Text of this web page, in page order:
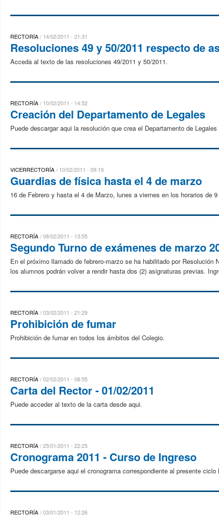
RECTORÍA 14/02/2011 - 21:31
Resoluciones 49 y 50/2011 respecto de
Acceda al texto de las resoluciones 49/2011 y 50/2011.
RECTORÍA 10/02/2011 - 14:52
Creación del Departamento de Legales
Puede descargar aqui la resolución que crea el Departamento de Legales
VICERRECTORÍA 10/02/2011 - 09:19
Guardias de física hasta el 4 de marzo
16 de Febrero y hasta el 4 de Marzo, lunes a viernes en los horarios de
RECTORÍA 08/02/2011 - 13:55
Segundo Turno de exámenes de marzo
En el próximo llamado de febrero-marzo se ha habilitado por
los alumnos podrán volver a rendir hasta dos (2) asignaturas previas.
RECTORÍA 03/02/2011 - 21:29
Prohibición de fumar
Prohibición de fumar en todos los ámbitos del Colegio.
RECTORÍA 02/02/2011 - 08:55
Carta del Rector - 01/02/2011
Puede acceder al texto de la carta desde aqui.
RECTORÍA 25/01/2011 - 22:25
Cronograma 2011 - Curso de Ingreso
Puede descargarse aqui el cronograma correspondiente al presente
RECTORÍA 03/01/2011 - 12:26